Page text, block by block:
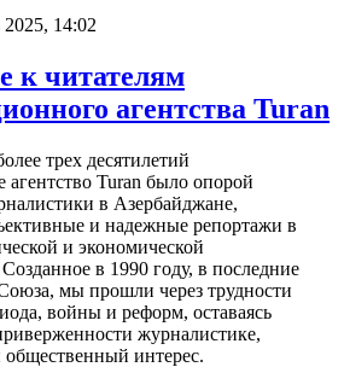
2025, 14:02
к читателям
агентства Turan
трех десятилетий
Turan было опорой
в Азербайджане,
и надежные репортажи в
и экономической
в 1990 году, в последние
мы прошли через трудности
войны и реформ, оставаясь
журналистике,
интерес.